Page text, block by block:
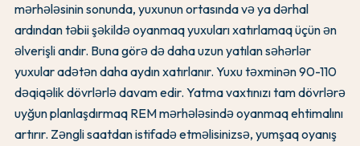
mərhələsinin sonunda, yuxunun ortasında və ya dərhal
ardından təbii şəkildə oyanmaq yuxuları xatırlamaq üçün ən
əlverişli andır. Buna görə də daha uzun yatılan səhərlər
yuxular adətən daha aydın xatırlanır. Yuxu təxminən 90-110
dəqiqəlik dövrlərlə davam edir. Yatma vaxtınızı tam dövrlərə
uyğun planlaşdırmaq REM mərhələsində oyanmaq ehtimalını
artırır. Zəngli saatdan istifadə etməlisinizsə, yumşaq oyanış